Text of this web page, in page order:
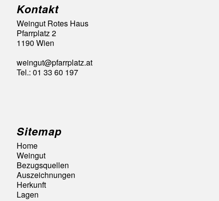
Kontakt
Weingut Rotes Haus
Pfarrplatz 2
1190 Wien
weingut@pfarrplatz.at
Tel.: 01 33 60 197
Sitemap
Home
Weingut
Bezugsquellen
Auszeichnungen
Herkunft
Lagen